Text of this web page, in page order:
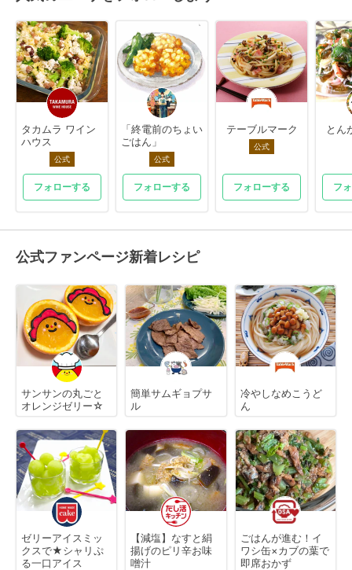
タカムラ ワイン
ハウス
公式
フォローする
「終電前のちょい
ごはん」
公式
フォローする
テーブルマーク
公式
フォローする
とん
フ
公式ファンページ新着レシピ
サンサンの丸ごと
オレンジゼリー☆
簡単サムギョプサ
ル
冷やしなめこうど
ん
ゼリーアイスミッ
クスで★シャリぷ
る一口アイス
【減塩】なすと絹
揚げのピリ辛お味
噌汁
ごはんが進む！イ
ワシ缶×カブの葉で
即席おかず